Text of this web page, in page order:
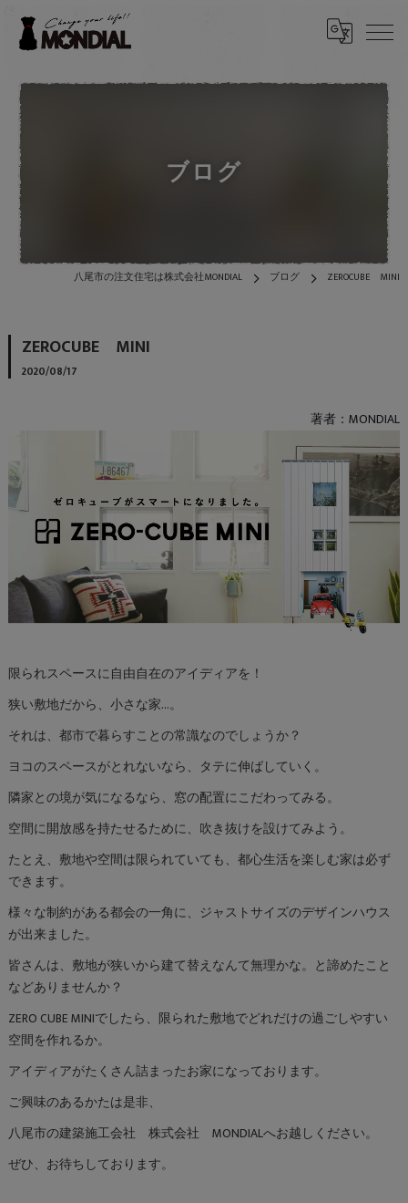
ブログ
八尾市の注文住宅は株式会社MONDIAL ブログ ZEROCUBE MINI
ZEROCUBE MINI
2020/08/17
著者：MONDIAL
限られスペースに自由自在のアイディアを！
狭い敷地だから、小さな家…。
それは、都市で暮らすことの常識なのでしょうか？
ヨコのスペースがとれないなら、タテに伸ばしていく。
隣家との境が気になるなら、窓の配置にこだわってみる。
空間に開放感を持たせるために、吹き抜けを設けてみよう。
たとえ、敷地や空間は限られていても、都心生活を楽しむ家は必ず
できます。
様々な制約がある都会の一角に、ジャストサイズのデザインハウス
が出来ました。
皆さんは、敷地が狭いから建て替えなんて無理かな。と諦めたこと
などありませんか？
ZERO CUBE MINIでしたら、限られた敷地でどれだけの過ごしやすい
空間を作れるか。
アイディアがたくさん詰まったお家になっております。
ご興味のあるかたは是非、
八尾市の建築施工会社 株式会社 MONDIALへお越しください。
ぜひ、お待ちしております。